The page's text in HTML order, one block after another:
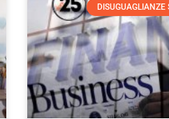
DISUGUAGLIANZE